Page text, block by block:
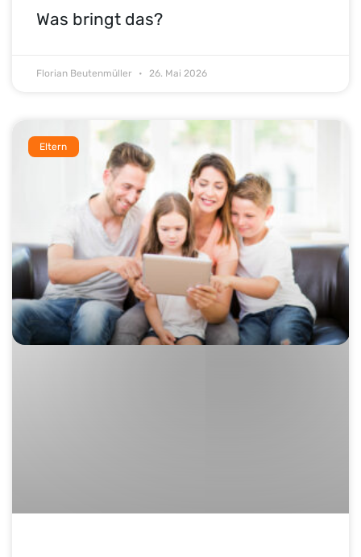
Was bringt das?
Florian Beutenmüller 26. Mai 2026
Eltern